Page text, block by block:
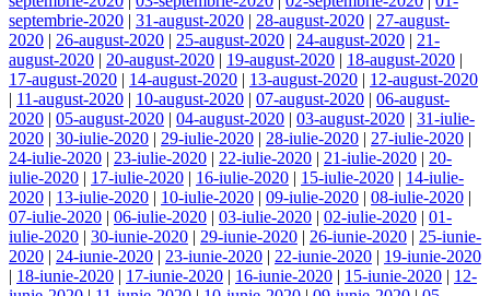
septembrie-2020 | 31-august-2020 | 28-august-2020 | 27-august-
2020 | 26-august-2020 | 25-august-2020 | 24-august-2020 | 21-
august-2020 | 20-august-2020 | 19-august-2020 | 18-august-2020 |
17-august-2020 | 14-august-2020 | 13-august-2020 | 12-august-2020
| 11-august-2020 | 10-august-2020 | 07-august-2020 | 06-august-
2020 | 05-august-2020 | 04-august-2020 | 03-august-2020 | 31-iulie-
2020 | 30-iulie-2020 | 29-iulie-2020 | 28-iulie-2020 | 27-iulie-2020 |
24-iulie-2020 | 23-iulie-2020 | 22-iulie-2020 | 21-iulie-2020 | 20-
iulie-2020 | 17-iulie-2020 | 16-iulie-2020 | 15-iulie-2020 | 14-iulie-
2020 | 13-iulie-2020 | 10-iulie-2020 | 09-iulie-2020 | 08-iulie-2020 |
07-iulie-2020 | 06-iulie-2020 | 03-iulie-2020 | 02-iulie-2020 | 01-
iulie-2020 | 30-iunie-2020 | 29-iunie-2020 | 26-iunie-2020 | 25-iunie-
2020 | 24-iunie-2020 | 23-iunie-2020 | 22-iunie-2020 | 19-iunie-2020
| 18-iunie-2020 | 17-iunie-2020 | 16-iunie-2020 | 15-iunie-2020 | 12-